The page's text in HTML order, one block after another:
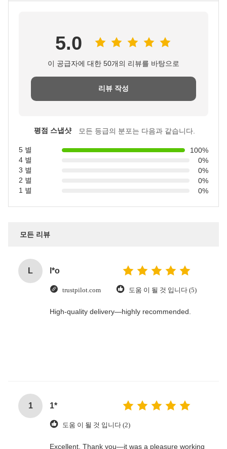
5.0
이 공급자에 대한 50개의 리뷰를 바탕으로
리뷰 작성
평점 스냅샷 모든 등급의 분포는 다음과 같습니다.
5 별
100%
4 별
0%
3 별
0%
2 별
0%
1 별
0%
모든 리뷰
L l*o
trustpilot.com 도움 이 될 것 입니다 (5)
High-quality delivery—highly recommended.
1 1*
도움 이 될 것 입니다 (2)
Excellent. Thank you—it was a pleasure working